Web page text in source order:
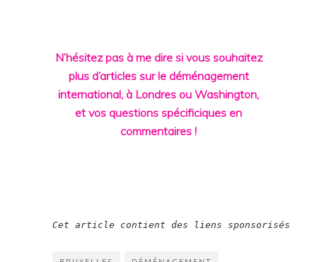
N’hésitez pas à me dire si vous souhaitez
plus d’articles sur le déménagement
international, à Londres ou Washington,
et vos questions spécificiques en
commentaires !
Cet article contient des liens sponsorisés